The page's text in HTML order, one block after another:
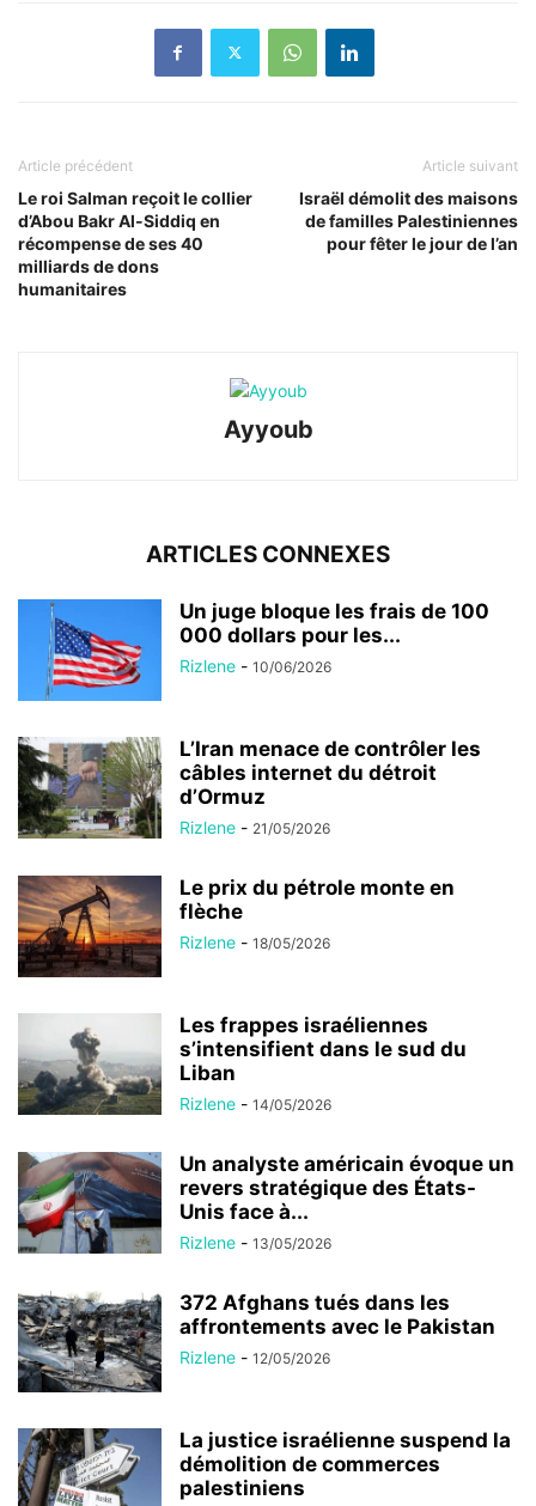
Article précédent
Le roi Salman reçoit le collier
d’Abou Bakr Al-Siddiq en
récompense de ses 40
milliards de dons
humanitaires
Article suivant
Israël démolit des maisons
de familles Palestiniennes
pour fêter le jour de l’an
Ayyoub
ARTICLES CONNEXES
Un juge bloque les frais de 100
000 dollars pour les...
Rizlene - 10/06/2026
L’Iran menace de contrôler les
câbles internet du détroit
d’Ormuz
Rizlene - 21/05/2026
Le prix du pétrole monte en
flèche
Rizlene - 18/05/2026
Les frappes israéliennes
s’intensifient dans le sud du
Liban
Rizlene - 14/05/2026
Un analyste américain évoque un
revers stratégique des États-
Unis face à...
Rizlene - 13/05/2026
372 Afghans tués dans les
affrontements avec le Pakistan
Rizlene - 12/05/2026
La justice israélienne suspend la
démolition de commerces
palestiniens